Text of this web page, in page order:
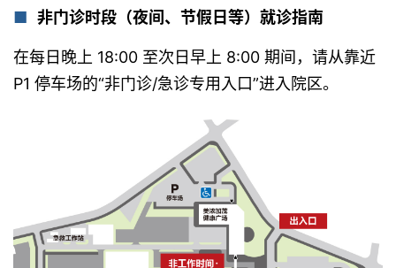
非门诊时段（夜间、节假日等）就诊指南
在每日晚上 18:00 至次日早上 8:00 期间，请从靠近
P1 停车场的“非门诊/急诊专用入口”进入院区。